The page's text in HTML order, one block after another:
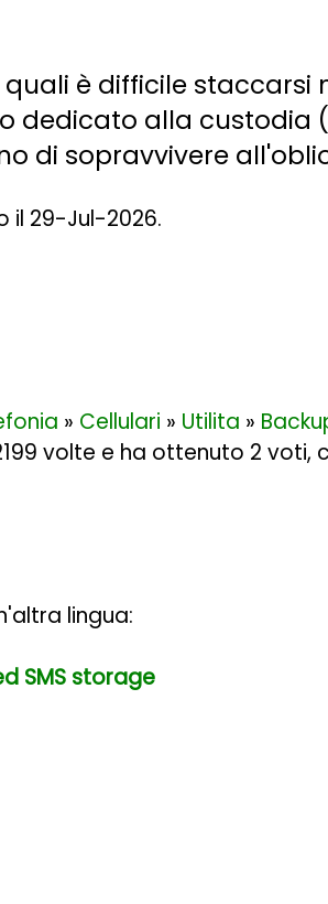
è difficile
dedicato alla
di sopravvivere
il 29-Jul-2026.
» Cellulari » Utilita »
volte e ha ottenuto 2 voti,
lingua:
SMS storage